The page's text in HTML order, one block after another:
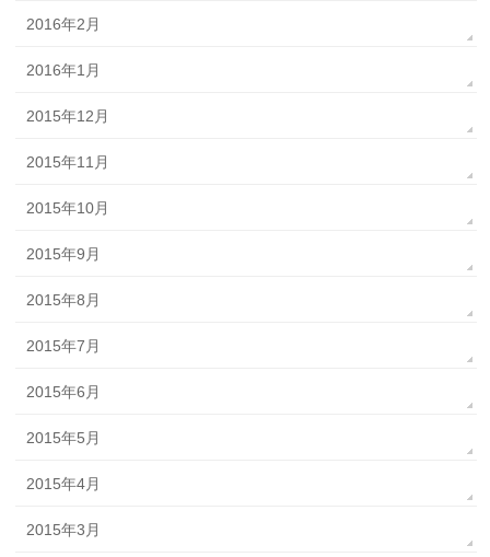
2016年2月
2016年1月
2015年12月
2015年11月
2015年10月
2015年9月
2015年8月
2015年7月
2015年6月
2015年5月
2015年4月
2015年3月